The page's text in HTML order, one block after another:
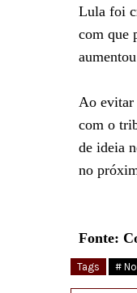
Lula foi
com que
Ao evitar
com o
de ideia
no
Fonte:
Tags #